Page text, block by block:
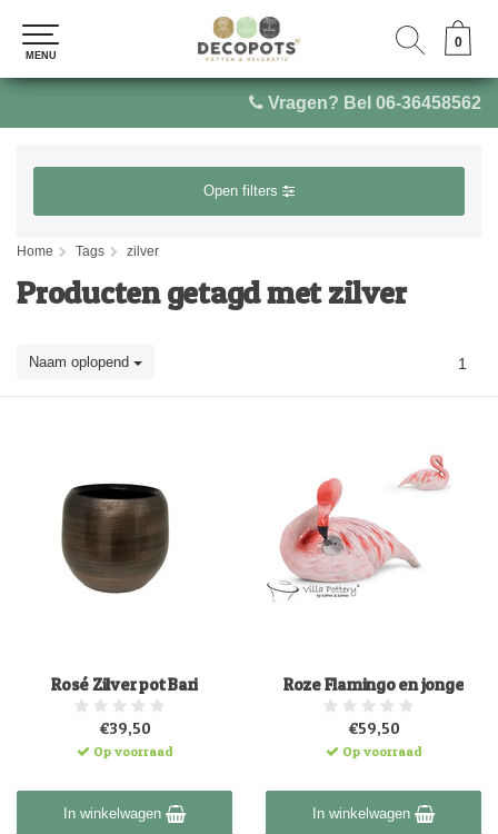
Vragen? Bel 06-36458562
0
MENU
0
MENU
Open filters
Home Tags zilver
Producten getagd met zilver
Naam oplopend 1
Rosé Zilver pot Bari
€39,50
Op voorraad
In winkelwagen
Roze Flamingo en jonge
€59,50
Op voorraad
In winkelwagen